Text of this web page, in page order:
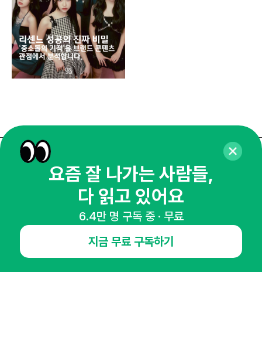
매주 화요일 아침,
마케팅 감각을 깨워 드릴게요!
65,043명의 마케터를 성장시키는 뉴스레터
요즘 잘 나가는 사람들,
다 읽고 있어요
6.4만 명 구독 중 · 무료
지금 무료 구독하기